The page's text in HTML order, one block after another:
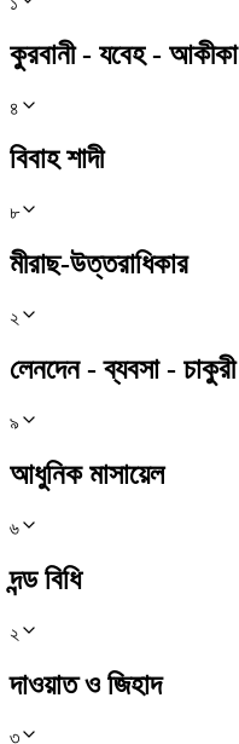
কুরবানী - যবেহ - আকীকা
৪
বিবাহ শাদী
৮
মীরাছ-উত্তরাধিকার
২
লেনদেন - ব্যবসা - চাকুরী
৯
আধুনিক মাসায়েল
৬
দন্ড বিধি
২
দাওয়াত ও জিহাদ
৩